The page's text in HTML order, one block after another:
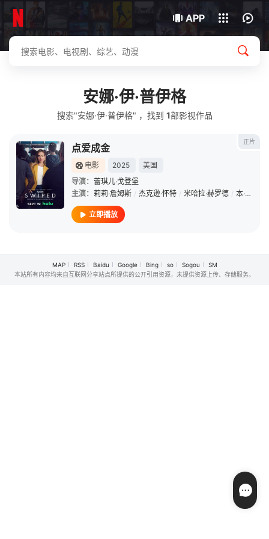
APP
下载客户端
安娜·伊·普伊格
搜索"安娜·伊·普伊格" ，找到 1部影视作品
正片
点爱成金
电影 2025
美国
导演： 蕾琪儿·戈登堡
主演： 莉莉·詹姆斯 / 杰克逊·怀特 / 米哈拉·赫罗德 / 本·施耐泽
立即播放
MAP RSS Baidu Google Bing so Sogou
SM
本站所有内容均来自互联网分享站点所提供的公开引用资源，未提供资源上传、存储服务。